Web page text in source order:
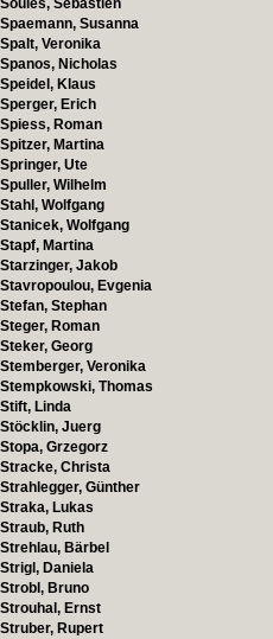
Soulès, Sébastien
Spaemann, Susanna
Spalt, Veronika
Spanos, Nicholas
Speidel, Klaus
Sperger, Erich
Spiess, Roman
Spitzer, Martina
Springer, Ute
Spuller, Wilhelm
Stahl, Wolfgang
Stanicek, Wolfgang
Stapf, Martina
Starzinger, Jakob
Stavropoulou, Evgenia
Stefan, Stephan
Steger, Roman
Steker, Georg
Stemberger, Veronika
Stempkowski, Thomas
Stift, Linda
Stöcklin, Juerg
Stopa, Grzegorz
Stracke, Christa
Strahlegger, Günther
Straka, Lukas
Straub, Ruth
Strehlau, Bärbel
Strigl, Daniela
Strobl, Bruno
Strouhal, Ernst
Struber, Rupert